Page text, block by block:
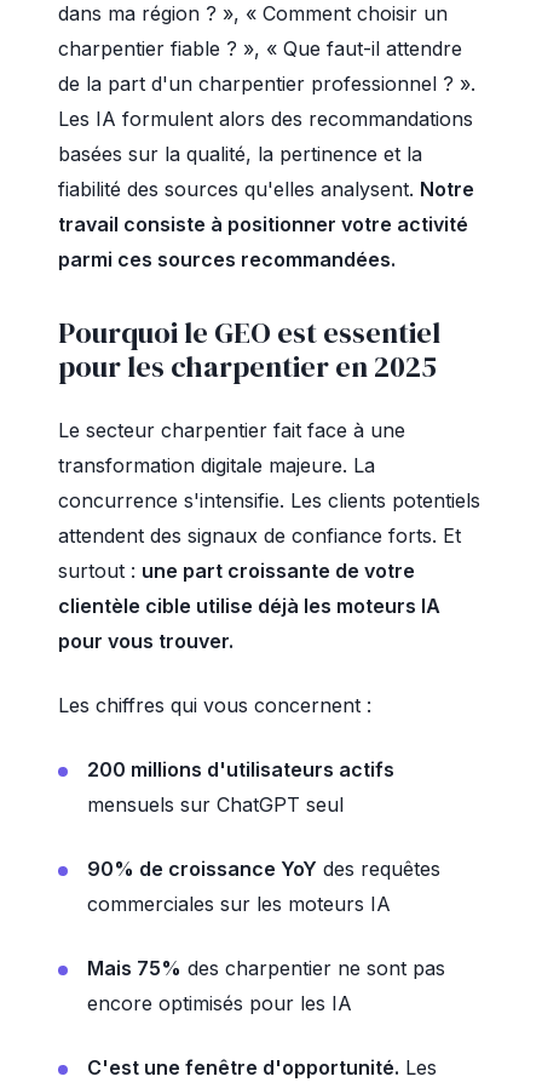
dans ma région ? », « Comment choisir un
charpentier fiable ? », « Que faut-il attendre
de la part d'un charpentier professionnel ? ».
Les IA formulent alors des recommandations
basées sur la qualité, la pertinence et la
fiabilité des sources qu'elles analysent. Notre
travail consiste à positionner votre activité
parmi ces sources recommandées.
Pourquoi le GEO est essentiel
pour les charpentier en 2025
Le secteur charpentier fait face à une
transformation digitale majeure. La
concurrence s'intensifie. Les clients potentiels
attendent des signaux de confiance forts. Et
surtout : une part croissante de votre
clientèle cible utilise déjà les moteurs IA
pour vous trouver.
Les chiffres qui vous concernent :
200 millions d'utilisateurs actifs
mensuels sur ChatGPT seul
90% de croissance YoY des requêtes
commerciales sur les moteurs IA
Mais 75% des charpentier ne sont pas
encore optimisés pour les IA
C'est une fenêtre d'opportunité. Les